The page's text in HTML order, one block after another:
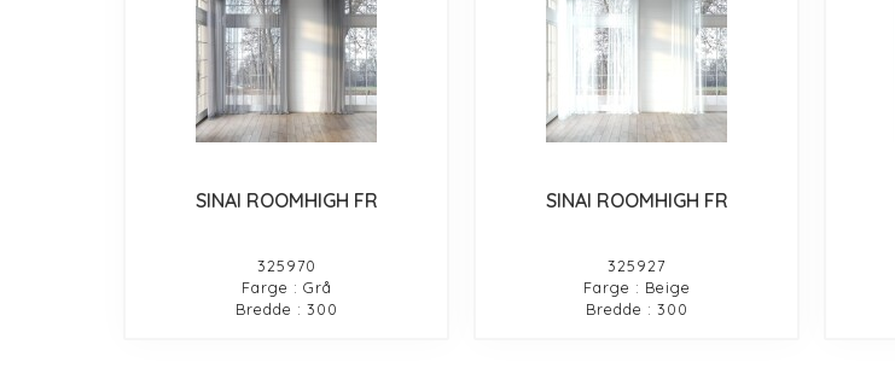
SINAI ROOMHIGH FR
325970
Farge : Grå
Bredde : 300
SINAI ROOMHIGH FR
325927
Farge : Beige
Bredde : 300